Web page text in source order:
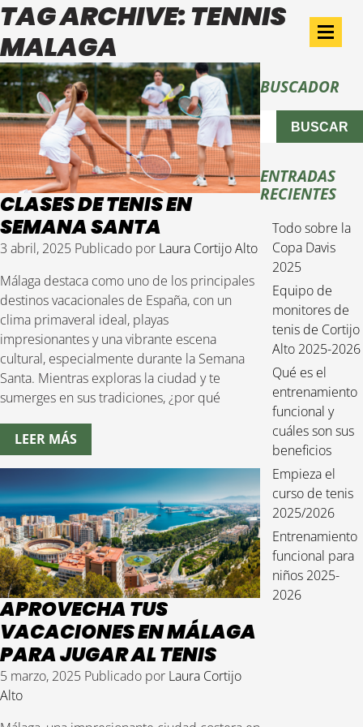
TAG ARCHIVE: TENNIS
MALAGA
CLASES DE TENIS EN
SEMANA SANTA
3 abril, 2025 Publicado por Laura Cortijo Alto
Málaga destaca como uno de los principales
destinos vacacionales de España, con un
clima primaveral ideal, playas
impresionantes y una vibrante escena
cultural, especialmente durante la Semana
Santa. Mientras exploras la ciudad y te
sumerges en sus tradiciones, ¿por qué
LEER MÁS
APROVECHA TUS
VACACIONES EN MÁLAGA
PARA JUGAR AL TENIS
5 marzo, 2025 Publicado por Laura Cortijo
Alto
BUSCADOR
BUSCAR
ENTRADAS
RECIENTES
Todo sobre la
Copa Davis
2025
Equipo de
monitores de
tenis de Cortijo
Alto 2025-2026
Qué es el
entrenamiento
funcional y
cuáles son sus
beneficios
Empieza el
curso de tenis
2025/2026
Entrenamiento
funcional para
niños 2025-
2026